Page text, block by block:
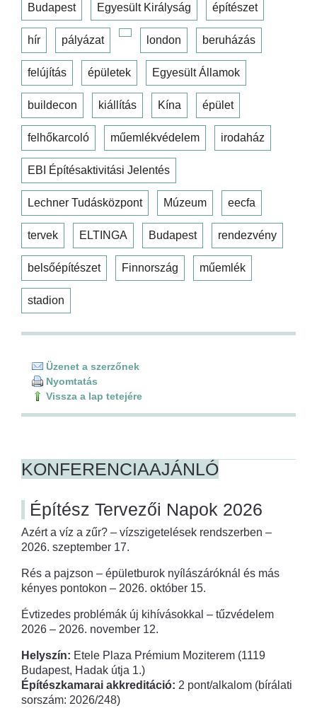
Budapest Egyesült Királyság építészet
hír pályázat london beruházás
felújítás épületek Egyesült Államok
buildecon kiállítás Kína épület
felhőkarcoló műemlékvédelem irodaház
EBI Építésaktivitási Jelentés
Lechner Tudásközpont Múzeum eecfa
tervek ELTINGA Budapest rendezvény
belsőépítészet Finnország műemlék
stadion
Üzenet a szerzőnek
Nyomtatás
Vissza a lap tetejére
KONFERENCIAAJÁNLÓ
Építész Tervezői Napok 2026
Azért a víz a zűr? – vízszigetelések rendszerben –
2026. szeptember 17.
Rés a pajzson – épületburok nyílászáróknál és más
kényes pontokon – 2026. október 15.
Évtizedes problémák új kihívásokkal – tűzvédelem
2026 – 2026. november 12.
Helyszín: Etele Plaza Prémium Moziterem (1119
Budapest, Hadak útja 1.)
Építészkamarai akkreditáció: 2 pont/alkalom (bírálati
sorszám: 2026/248)